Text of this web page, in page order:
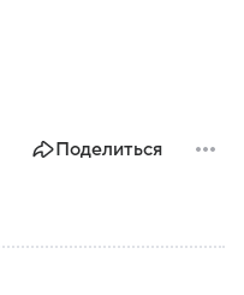
Поделиться